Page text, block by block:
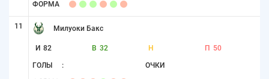
ФОРМА
11 Милуоки Бакс
И 82 В 32 Н П 50
ГОЛЫ : ОЧКИ